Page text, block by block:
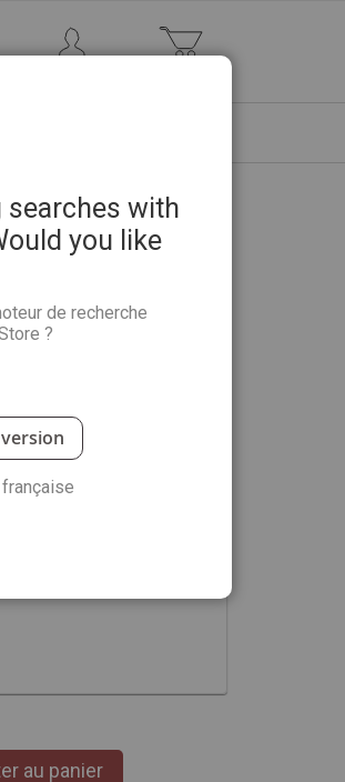
Hors-série
Ghibli ? Ce hors-série
les années 80 jusqu'à
au panier
searches with
you like
de recherche
?